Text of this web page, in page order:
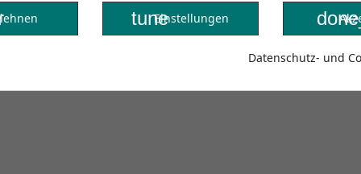
tuneEinstellungen
Datenschutz- und